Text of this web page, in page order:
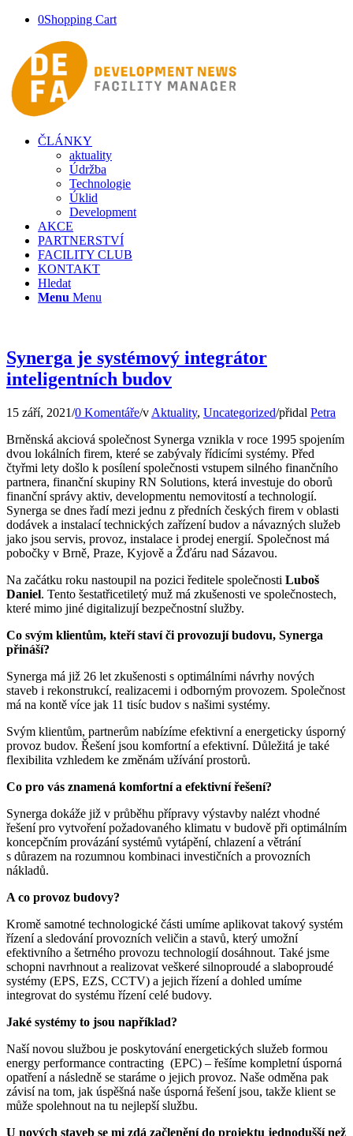
0Shopping Cart
ČLÁNKY
aktuality
Údržba
Technologie
Úklid
Development
AKCE
PARTNERSTVÍ
FACILITY CLUB
KONTAKT
Hledat
Menu Menu
Synerga je systémový integrátor
inteligentních budov
15 září, 2021/0 Komentáře/v Aktuality, Uncategorized/přidal Petra
Brněnská akciová společnost Synerga vznikla v roce 1995 spojením
dvou lokálních firem, které se zabývaly řídicími systémy. Před
čtyřmi lety došlo k posílení společnosti vstupem silného finančního
partnera, finanční skupiny RN Solutions, která investuje do oborů
finanční správy aktiv, developmentu nemovitostí a technologií.
Synerga se dnes řadí mezi jednu z předních českých firem v oblasti
dodávek a instalací technických zařízení budov a návazných služeb
jako jsou servis, provoz, instalace i prodej energií. Společnost má
pobočky v Brně, Praze, Kyjově a Žďáru nad Sázavou.
Na začátku roku nastoupil na pozici ředitele společnosti Luboš
Daniel. Tento šestatřicetiletý muž má zkušenosti ve společnostech,
které mimo jiné digitalizují bezpečnostní služby.
Co svým klientům, kteří staví či provozují budovu, Synerga
přináší?
Synerga má již 26 let zkušenosti s optimálními návrhy nových
staveb i rekonstrukcí, realizacemi i odborným provozem. Společnost
má na kontě více jak 11 tisíc budov s našimi systémy.
Svým klientům, partnerům nabízíme efektivní a energeticky úsporný
provoz budov. Řešení jsou komfortní a efektivní. Důležitá je také
flexibilita vzhledem ke změnám užívání prostorů.
Co pro vás znamená komfortní a efektivní řešení?
Synerga dokáže již v průběhu přípravy výstavby nalézt vhodné
řešení pro vytvoření požadovaného klimatu v budově při optimálním
koncepčním provázání systémů vytápění, chlazení a větrání
s důrazem na rozumnou kombinaci investičních a provozních
nákladů.
A co provoz budovy?
Kromě samotné technologické části umíme aplikovat takový systém
řízení a sledování provozních veličin a stavů, který umožní
efektivního a šetrného provozu technologií dosáhnout. Také jsme
schopni navrhnout a realizovat veškeré silnoproudé a slaboproudé
systémy (EPS, EZS, CCTV) a jejich řízení a dohled umíme
integrovat do systému řízení celé budovy.
Jaké systémy to jsou například?
Naší novou službou je poskytování energetických služeb formou
energy performance contracting (EPC) – řešíme kompletní úsporná
opatření a následně se staráme o jejich provoz. Naše odměna pak
závisí na tom, jak úspěšná naše úsporná řešení jsou, takže klient se
může spolehnout na tu nejlepší službu.
U nových staveb se mi zdá začlenění do projektu jednodušší než